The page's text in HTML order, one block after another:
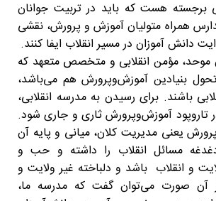
برجسته هست که باید در تربیت جوانان
همراه متولیان آموزش و پرورش، نقشی
دانش آموزان در مسیر انقلاب ایفا کنند.
موحد، مؤمن انقلابی و متخصص متعهد که
بنیادین آموزش‌وپرورش هم می‌باشد،
باشند. برای رسیدن به مدرسه انقلابی،
در تاروپود آموزش‌وپرورش ثاری و جاری شود.
یعنی مدیریت کلان، میانی و پایه آن
مسائل انقلاب را داشته و حب و
و انقلاب باشد و دلباخته غیر ولایت و
آن صورت می‌توان گفت که مدرسه ما،